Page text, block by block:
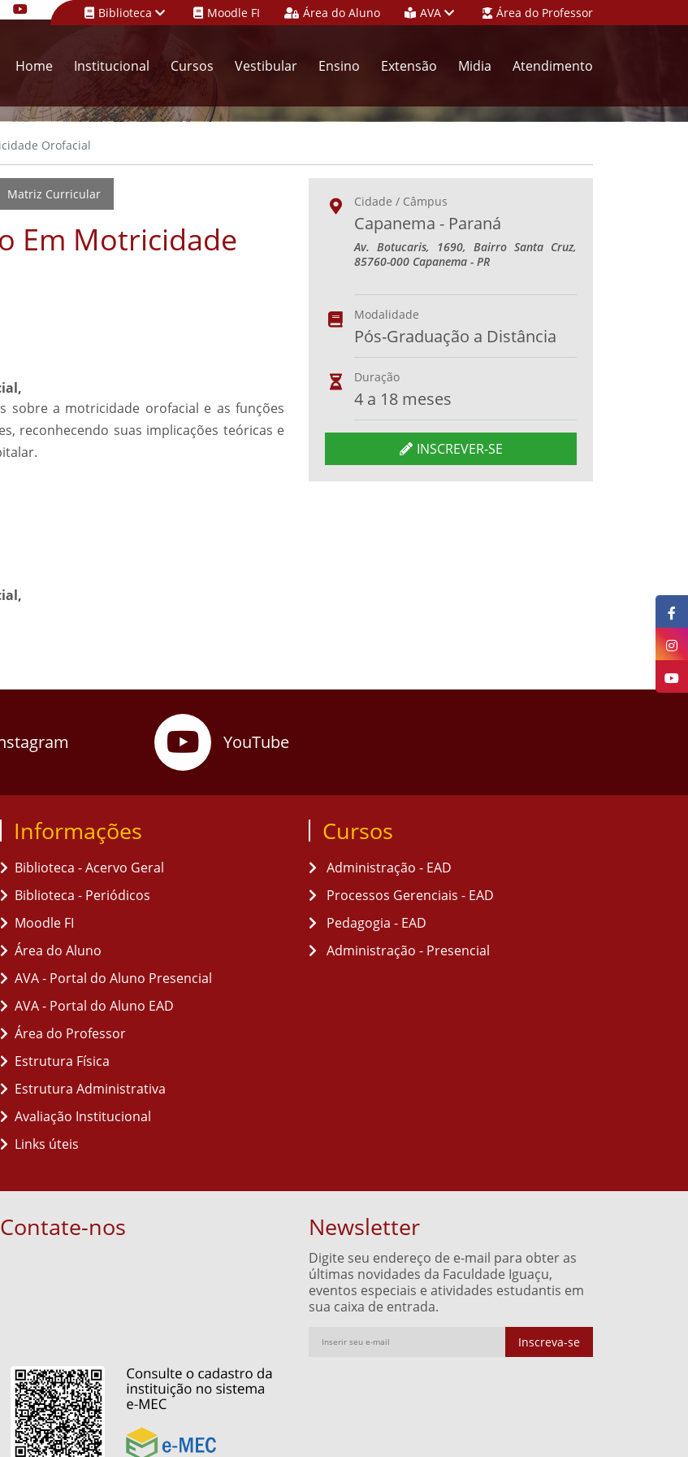
Biblioteca Moodle FI Área do Aluno AVA Área do Professor
Home Institucional Cursos Vestibular Ensino Extensão Midia Atendimento
Orofacial
Matriz Curricular
Em Motricidade
sobre a motricidade orofacial e as funções
reconhecendo suas implicações teóricas e
Cidade / Câmpus
Capanema - Paraná
Av. Botucaris, 1690, Bairro Santa Cruz,
85760-000 Capanema - PR
Modalidade
Pós-Graduação a Distância
Duração
4 a 18 meses
INSCREVER-SE
YouTube
Informações
Biblioteca - Acervo Geral
Biblioteca - Periódicos
Moodle FI
Área do Aluno
AVA - Portal do Aluno Presencial
AVA - Portal do Aluno EAD
Área do Professor
Estrutura Física
Estrutura Administrativa
Avaliação Institucional
Links úteis
Cursos
Administração - EAD
Processos Gerenciais - EAD
Pedagogia - EAD
Administração - Presencial
Contate-nos Newsletter
Digite seu endereço de e-mail para obter as
últimas novidades da Faculdade Iguaçu,
eventos especiais e atividades estudantis em
sua caixa de entrada.
Inscreva-se